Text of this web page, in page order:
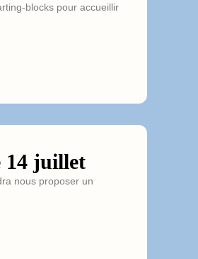
blocks pour accueillir
14 juillet
nous proposer un